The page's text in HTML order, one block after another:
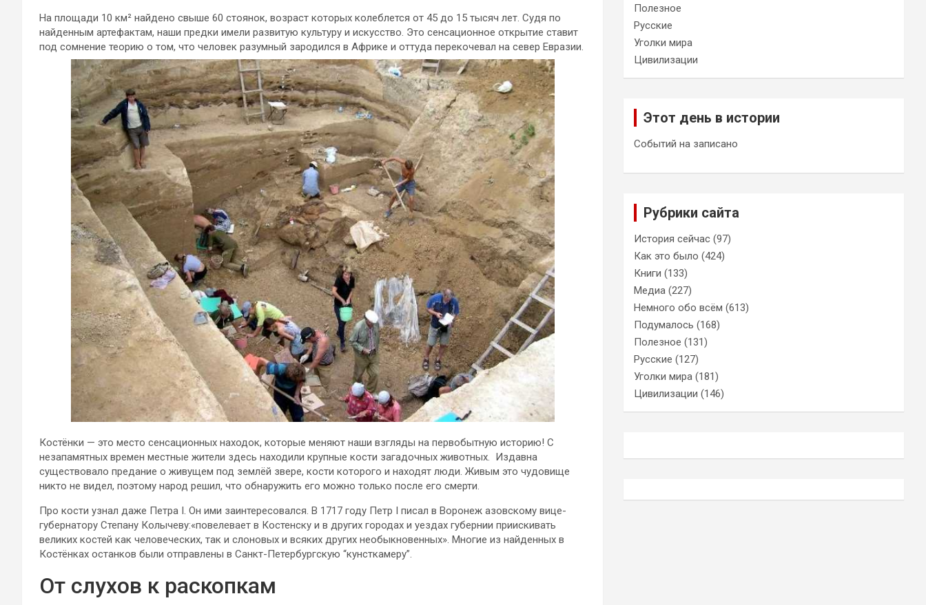
На площади 10 км² найдено свыше 60 стоянок, возраст которых колеблется от 45 до 15 тысяч лет. Судя по
найденным артефактам, наши предки имели развитую культуру и искусство. Это сенсационное открытие ставит
под сомнение теорию о том, что человек разумный зародился в Африке и оттуда перекочевал на север Евразии.
Костёнки — это место сенсационных находок, которые меняют наши взгляды на первобытную историю! С
незапамятных времен местные жители здесь находили крупные кости загадочных животных. Издавна
существовало предание о живущем под землёй звере, кости которого и находят люди. Живым это чудовище
никто не видел, поэтому народ решил, что обнаружить его можно только после его смерти.
Про кости узнал даже Петра I. Он ими заинтересовался. В 1717 году Петр I писал в Воронеж азовскому вице-
губернатору Степану Колычеву:«повелевает в Костенску и в других городах и уездах губернии приискивать
великих костей как человеческих, так и слоновых и всяких других необыкновенных». Многие из найденных в
Костёнках останков были отправлены в Санкт-Петербургскую “кунсткамеру”.
От слухов к раскопкам
Полезное
Русские
Уголки мира
Цивилизации
Этот день в истории
Событий на записано
Рубрики сайта
История сейчас (97)
Как это было (424)
Книги (133)
Медиа (227)
Немного обо всём (613)
Подумалось (168)
Полезное (131)
Русские (127)
Уголки мира (181)
Цивилизации (146)